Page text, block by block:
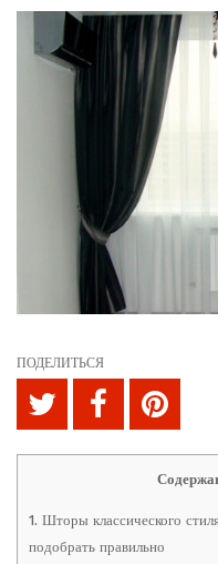
ПОДЕЛИТЬСЯ
1. Шторы классического
подобрать правильно